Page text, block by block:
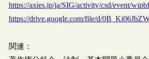
https://axies.jp/ja/SIG/activity/csd/event/
https://drive.google.com/file/d/
関連：